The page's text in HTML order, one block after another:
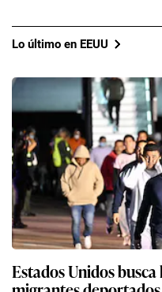
Lo último en EEUU
Estados Unidos